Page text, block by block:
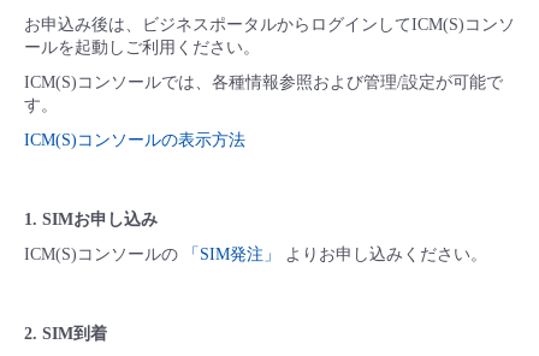
- クラウド / サーバー
- vUTM2
お申込み後は、ビジネスポータルからログインしてICM(S)コンソ
ールを起動しご利用ください。
ICM(S)コンソールでは、各種情報参照および管理/設定が可能で
す。
ICM(S)コンソールの表示方法
1. SIMお申し込み
ICM(S)コンソールの
「SIM発注」 よりお申し込みください。
2. SIM到着